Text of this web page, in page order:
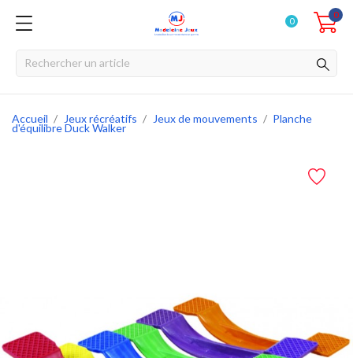
0
0
Accueil Jeux récréatifs Jeux de mouvements Planche
d'équilibre Duck Walker